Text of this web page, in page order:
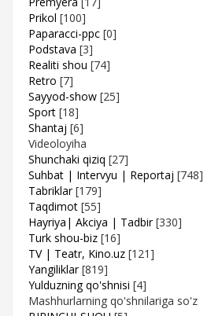
Prikol [100]
Paparacci-ppc [0]
Podstava [3]
Realiti shou [74]
Retro [7]
Sayyod-show [25]
Sport [18]
Shantaj [6]
Videoloyiha
Shunchaki qiziq [27]
Suhbat | Intervyu | Reportaj [748]
Tabriklar [179]
Taqdimot [55]
Hayriya| Akciya | Tadbir [330]
Turk shou-biz [16]
TV | Teatr, Kino.uz [121]
Yangiliklar [819]
Yulduzning qo'shnisi [4]
Mashhurlarning qo'shnilariga so'z